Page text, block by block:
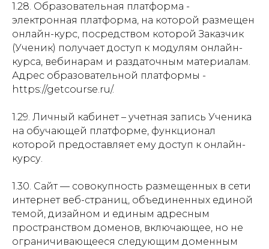
1.28. Образовательная платформа -
электронная платформа, на которой размещен
онлайн-курс, посредством которой Заказчик
(Ученик) получает доступ к модулям онлайн-
курса, вебинарам и раздаточным материалам.
Адрес образовательной платформы -
https://getcourse.ru/.
1.29. Личный кабинет – учетная запись Ученика
на обучающей платформе, функционал
которой предоставляет ему доступ к онлайн-
курсу.
1.30. Сайт — совокупность размещенных в сети
интернет веб-страниц, объединенных единой
темой, дизайном и единым адресным
пространством доменов, включающее, но не
ограничивающееся следующим доменным